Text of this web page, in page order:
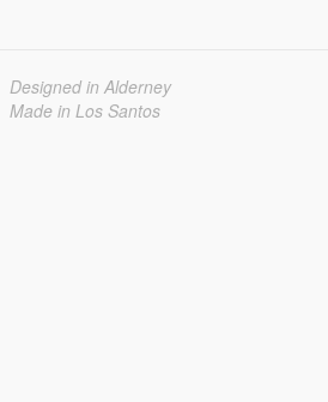
Designed in Alderney
Made in Los Santos